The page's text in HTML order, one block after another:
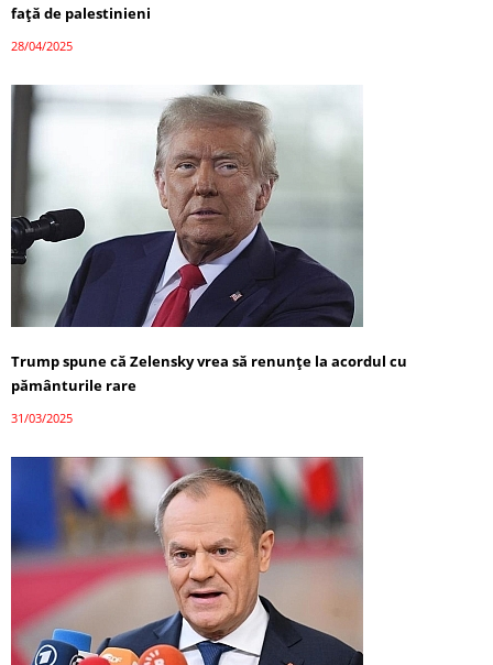
față de palestinieni
28/04/2025
Trump spune că Zelensky vrea să renunțe la acordul cu
pământurile rare
31/03/2025